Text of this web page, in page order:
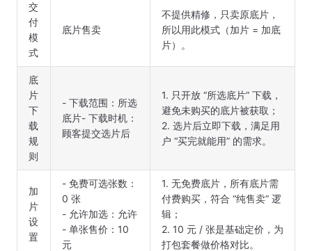
交
付
模
式
底片售卖
不提供精修，只卖原底片，
所以用此模式（加片 = 加底
片）。
底
片
下
载
规
则
- 下载范围：所选
底片- 下载时机：
顾客提交选片后
1. 只开放 “所选底片” 下载，
避免未购买的底片被获取；
2. 选片后立即下载，满足用
户 “买完就能用” 的需求。
加
片
设
置
- 免费可选张数：
0 张
- 允许加选：允许
- 单张售价：10
元
1. 无免费底片，所有底片需
付费购买，符合 “纯售卖” 逻
辑；
2. 10 元 / 张是基础定价，为
打包套餐做价格对比。